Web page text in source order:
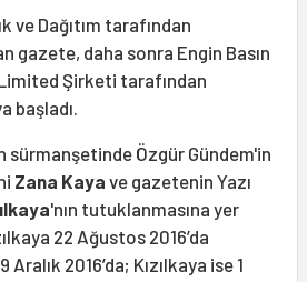
ve Dağıtım tarafından
gazete, daha sonra Engin Basın
Şirketi tarafından
başladı.
sürmanşetinde Özgür Gündem'in
Zana Kaya ve gazetenin Yazı
'nın tutuklanmasına yer
22 Ağustos 2016’da
2016’da; Kızılkaya ise 1